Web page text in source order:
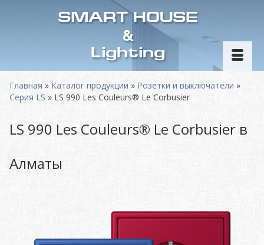
SMART HOUSE
&
Lighting
Главная » Каталог продукции » Розетки и выключатели »
Серия LS » LS 990 Les Couleurs® Le Corbusier
LS 990 Les Couleurs® Le Corbusier в
Алматы